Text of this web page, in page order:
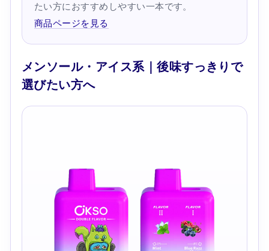
たい方におすすめしやすい一本です。
商品ページを見る
メンソール・アイス系｜後味すっきりで
選びたい方へ